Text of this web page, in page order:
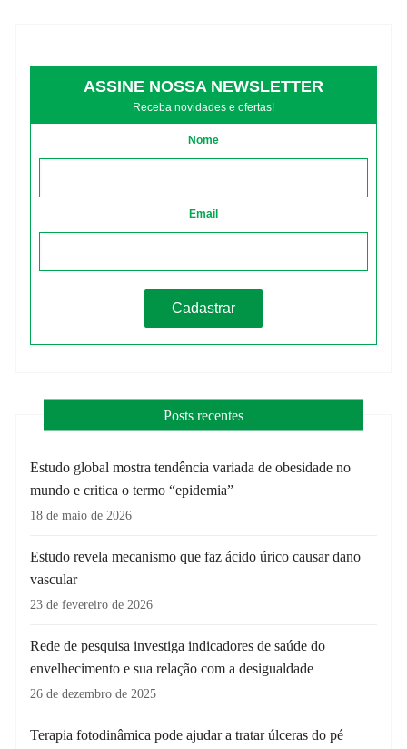
ASSINE NOSSA NEWSLETTER
Receba novidades e ofertas!
Nome
Email
Posts recentes
Estudo global mostra tendência variada de obesidade no
mundo e critica o termo “epidemia”
18 de maio de 2026
Estudo revela mecanismo que faz ácido úrico causar dano
vascular
23 de fevereiro de 2026
Rede de pesquisa investiga indicadores de saúde do
envelhecimento e sua relação com a desigualdade
26 de dezembro de 2025
Terapia fotodinâmica pode ajudar a tratar úlceras do pé